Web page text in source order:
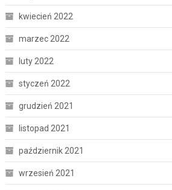
kwiecień 2022
marzec 2022
luty 2022
styczeń 2022
grudzień 2021
listopad 2021
październik 2021
wrzesień 2021